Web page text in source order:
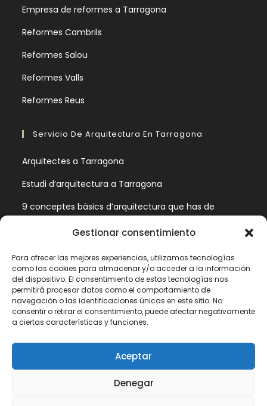
Gestionar consentimiento
Para ofrecer las mejores experiencias, utilizamos tecnologías
como las cookies para almacenar y/o acceder a la información
del dispositivo. El consentimiento de estas tecnologías nos
permitirá procesar datos como el comportamiento de
navegación o las identificaciones únicas en este sitio. No
consentir o retirar el consentimiento, puede afectar negativamente
a ciertas características y funciones.
Aceptar
Denegar
Empresa de reformes a Tarragona
Reformes Cambrils
Reformes Salou
Reformes Valls
Reformes Reus
Servicio De Arquitectura En Tarragona
Arquitectes a Tarragona
Estudi d’arquitectura a Tarragona
9 conceptes bàsics d’arquitectura que has de
Información Legal
Política de privadesa
Avís legal
Política de cookies (UE)
Contacte